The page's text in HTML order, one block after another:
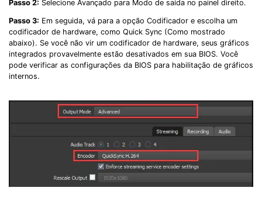
Passo 2: Selecione Avançado para Modo de saída no painel direito.
Passo 3: Em seguida, vá para a opção Codificador e escolha um
codificador de hardware, como Quick Sync (Como mostrado
abaixo). Se você não vir um codificador de hardware, seus gráficos
integrados provavelmente estão desativados em sua BIOS. Você
pode verificar as configurações da BIOS para habilitação de gráficos
internos.